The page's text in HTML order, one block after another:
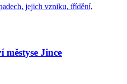
jejich vzniku, třídění,
městyse Jince